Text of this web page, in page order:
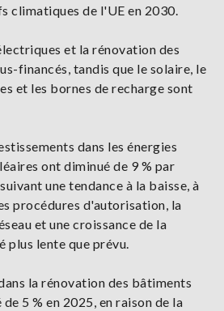
climatiques de l'UE en 2030.
et la rénovation des
financés, tandis que le solaire, le
et les bornes de recharge sont
dans les énergies
ont diminué de 9 % par
une tendance à la baisse, à
procédures d'autorisation, la
et une croissance de la
plus lente que prévu.
la rénovation des bâtiments
5 % en 2025, en raison de la